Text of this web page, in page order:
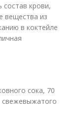
состав крови,
вещества из
в коктейле
сока, 70
свежевыжатого